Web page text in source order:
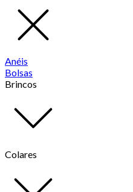
Anéis
Bolsas
Brincos
Colares